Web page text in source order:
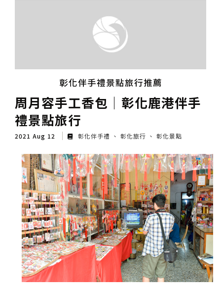
彰化伴手禮景點旅行推薦
周月容手工香包│彰化鹿港伴手
禮景點旅行
2021 Aug 12 彰化伴手禮 彰化旅行 彰化景點